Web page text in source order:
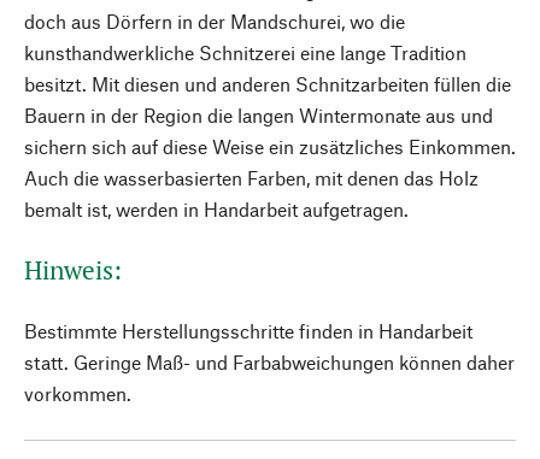
doch aus Dörfern in der Mandschurei, wo die
kunsthandwerkliche Schnitzerei eine lange Tradition
besitzt. Mit diesen und anderen Schnitzarbeiten füllen die
Bauern in der Region die langen Wintermonate aus und
sichern sich auf diese Weise ein zusätzliches Einkommen.
Auch die wasserbasierten Farben, mit denen das Holz
bemalt ist, werden in Handarbeit aufgetragen.
Hinweis:
Bestimmte Herstellungsschritte finden in Handarbeit
statt. Geringe Maß- und Farbabweichungen können daher
vorkommen.